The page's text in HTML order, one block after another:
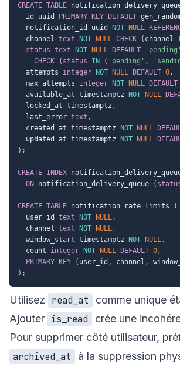
CREATE TABLE
  id uuid
PRIMARY KEY DEFAULT
  notification_id uuid
NOT NULL
  channel
text NOT NULL CHECK ( channel
status text NOT NULL DEFAULT
'pending'
CHECK
( status IN ( 'pending' ,
  attempts
integer NOT NULL DEFAULT 0,
  max_attempts
integer NOT NULL DEFAULT
  available_at timestamptz
NOT NULL
  locked_at timestamptz
,
  last_error
text ,
  created_at timestamptz
NOT NULL
  updated_at timestamptz
NOT NULL
) ;
CREATE INDEX
ON notification_delivery_queue (
CREATE TABLE notification_rate_limits
(
  user_id
text NOT NULL,
  channel
text NOT NULL,
  window_start timestamptz
NOT NULL,
  count
integer NOT NULL DEFAULT 0,
PRIMARY
KEY ( user_id , channel ,
) ;
Utilisez read_at
comme unique
Ajouter is_read
crée une
Pour supprimer côté utilisateur,
archived_at
à la suppression